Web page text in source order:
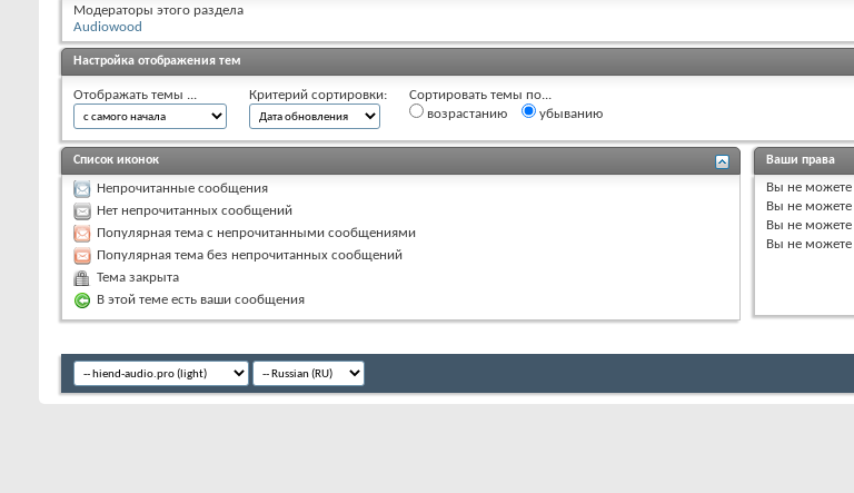
Модераторы этого раздела
Audiowood
Настройка отображения тем
Отображать темы ... Критерий сортировки:
Сортировать темы по...
возрастанию
убыванию
Список иконок
Непрочитанные сообщения
Нет непрочитанных сообщений
Популярная тема с непрочитанными сообщениями
Популярная тема без непрочитанных сообщений
Тема закрыта
В этой теме есть ваши сообщения
Ваши права
Вы не можете
Вы не можете
Вы не можете
Вы не можете